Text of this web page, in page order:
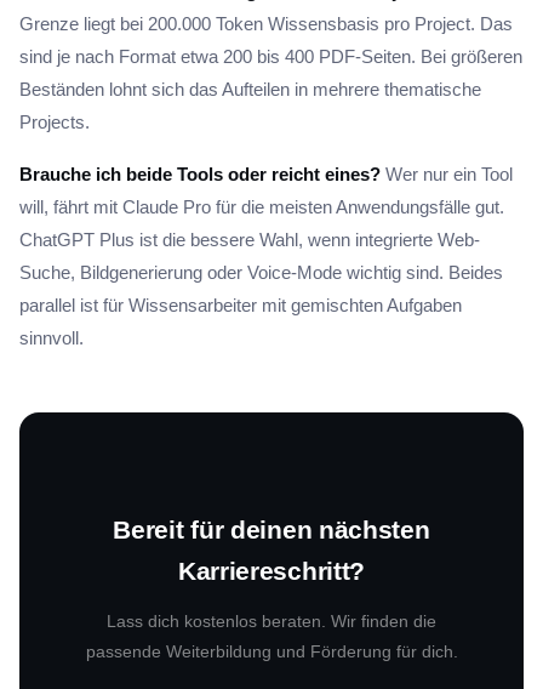
Grenze liegt bei 200.000 Token Wissensbasis pro Project. Das
sind je nach Format etwa 200 bis 400 PDF-Seiten. Bei größeren
Beständen lohnt sich das Aufteilen in mehrere thematische
Projects.
Brauche ich beide Tools oder reicht eines? Wer nur ein Tool
will, fährt mit Claude Pro für die meisten Anwendungsfälle gut.
ChatGPT Plus ist die bessere Wahl, wenn integrierte Web-
Suche, Bildgenerierung oder Voice-Mode wichtig sind. Beides
parallel ist für Wissensarbeiter mit gemischten Aufgaben
sinnvoll.
Bereit für deinen nächsten
Karriereschritt?
Lass dich kostenlos beraten. Wir finden die
passende Weiterbildung und Förderung für dich.